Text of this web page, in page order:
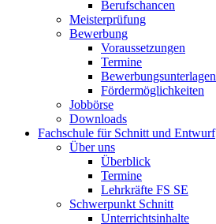
Berufschancen
Meisterprüfung
Bewerbung
Voraussetzungen
Termine
Bewerbungsunterlagen
Fördermöglichkeiten
Jobbörse
Downloads
Fachschule für Schnitt und Entwurf
Über uns
Überblick
Termine
Lehrkräfte FS SE
Schwerpunkt Schnitt
Unterrichtsinhalte